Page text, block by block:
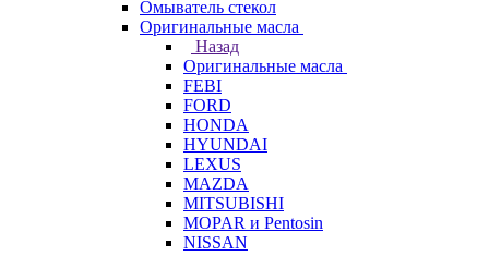
Омыватель стекол
Оригинальные масла
Назад
Оригинальные масла
FEBI
FORD
HONDA
HYUNDAI
LEXUS
MAZDA
MITSUBISHI
MOPAR и Pentosin
NISSAN